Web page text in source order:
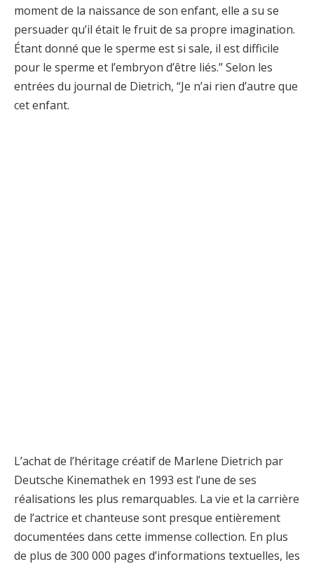
moment de la naissance de son enfant, elle a su se
persuader qu’il était le fruit de sa propre imagination.
Étant donné que le sperme est si sale, il est difficile
pour le sperme et l’embryon d’être liés.” Selon les
entrées du journal de Dietrich, “Je n’ai rien d’autre que
cet enfant.
L’achat de l’héritage créatif de Marlene Dietrich par
Deutsche Kinemathek en 1993 est l’une de ses
réalisations les plus remarquables. La vie et la carrière
de l’actrice et chanteuse sont presque entièrement
documentées dans cette immense collection. En plus
de plus de 300 000 pages d’informations textuelles, les